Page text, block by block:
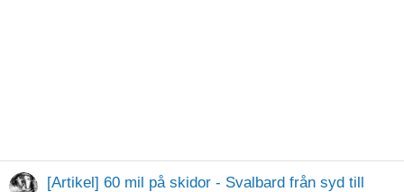
[Artikel] 60 mil på skidor - Svalbard från syd till